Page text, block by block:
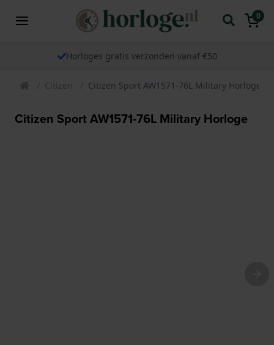
0
Horloges gratis verzonden vanaf €50
Citizen Citizen Sport AW1571-76L Military Horloge
Citizen Sport AW1571-76L Military Horloge